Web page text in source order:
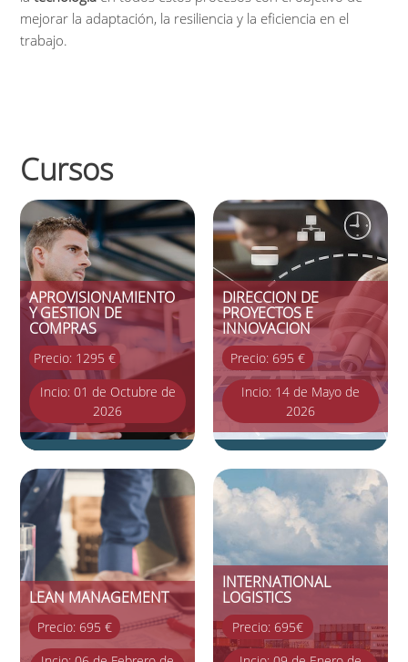
mejorar la adaptación, la resiliencia y la eficiencia en el
trabajo.
Cursos
APROVISIONAMIENTO
Y GESTION DE
COMPRAS
Precio: 1295 €
Incio: 01 de Octubre de
2026
DIRECCION DE
PROYECTOS E
INNOVACION
Precio: 695 €
Incio: 14 de Mayo de
2026
LEAN MANAGEMENT
Precio: 695 €
INTERNATIONAL
LOGISTICS
Precio: 695€